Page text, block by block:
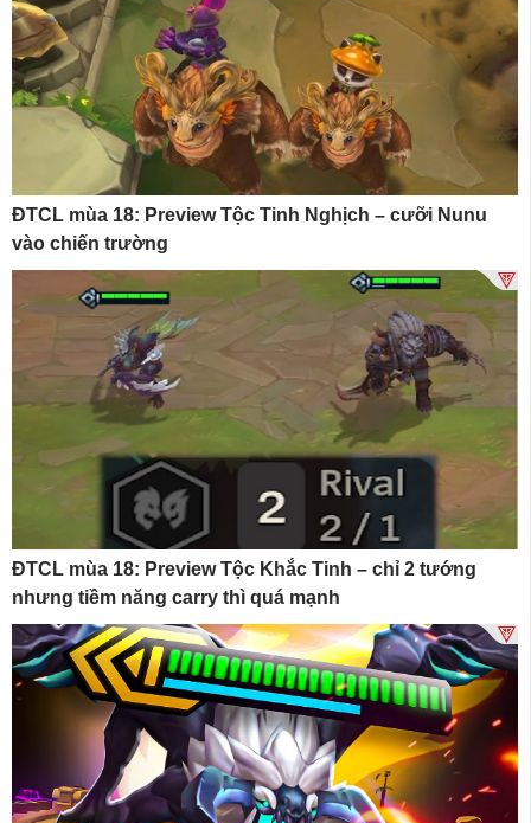
ĐTCL mùa 18: Preview Tộc Tinh Nghịch – cưỡi Nunu
vào chiến trường
ĐTCL mùa 18: Preview Tộc Khắc Tinh – chỉ 2 tướng
nhưng tiềm năng carry thì quá mạnh